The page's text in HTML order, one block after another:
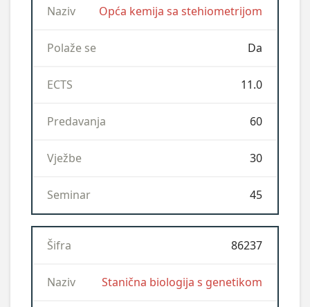
Opća kemija sa stehiometrijom
Da
11.0
60
30
45
86237
Stanična biologija s genetikom